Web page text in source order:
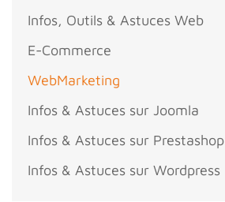
Infos, Outils & Astuces Web
E-Commerce
WebMarketing
Infos & Astuces sur Joomla
Infos & Astuces sur Prestashop
Infos & Astuces sur Wordpress